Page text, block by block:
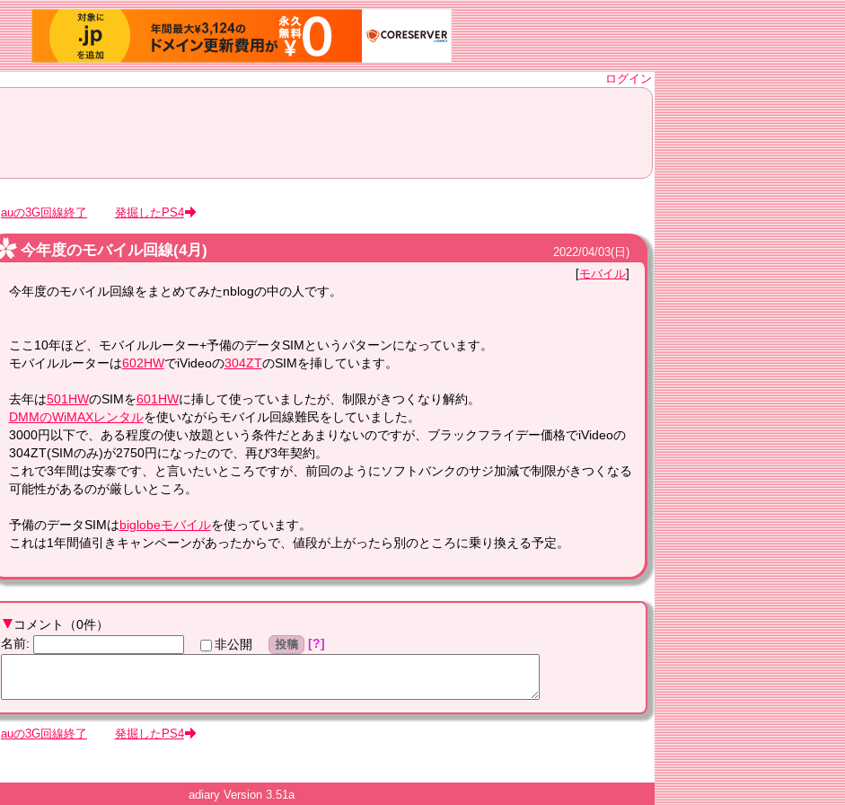
ログイン
auの3G回線終了 発掘したPS4
2022/04/03(日)
今年度のモバイル回線(4月)
モバイル
今年度のモバイル回線をまとめてみたnblogの中の人です。
ここ10年ほど、モバイルルーター+予備のデータSIMというパターンになっています。
モバイルルーターは602HWでiVideoの304ZTのSIMを挿しています。
去年は501HWのSIMを601HWに挿して使っていましたが、制限がきつくなり解約。
DMMのWiMAXレンタルを使いながらモバイル回線難民をしていました。
3000円以下で、ある程度の使い放題という条件だとあまりないのですが、ブラックフライデー価格でiVideoの
304ZT(SIMのみ)が2750円になったので、再び3年契約。
これで3年間は安泰です、と言いたいところですが、前回のようにソフトバンクのサジ加減で制限がきつくなる
可能性があるのが厳しいところ。
予備のデータSIMはbiglobeモバイルを使っています。
これは1年間値引きキャンペーンがあったからで、値段が上がったら別のところに乗り換える予定。
コメント （0件）
名前: 非公開 投稿 ?
auの3G回線終了 発掘したPS4
adiary Version 3.51a